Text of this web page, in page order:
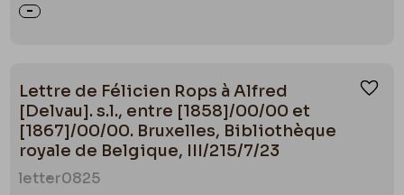
Lettre de Félicien Rops à Alfred
[Delvau]. s.l., entre [1858]/00/00 et
[1867]/00/00. Bruxelles, Bibliothèque
royale de Belgique, III/215/7/23
letter0825